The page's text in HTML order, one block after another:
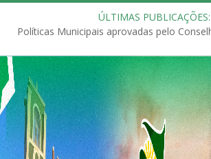
ÚLTIMAS PUBLICAÇÕES: